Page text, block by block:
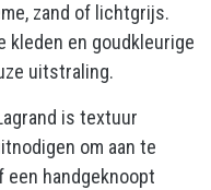
zand of lichtgrijs.
kleden en goudkleurige
uitstraling.
is textuur
om aan te
een handgeknoopt